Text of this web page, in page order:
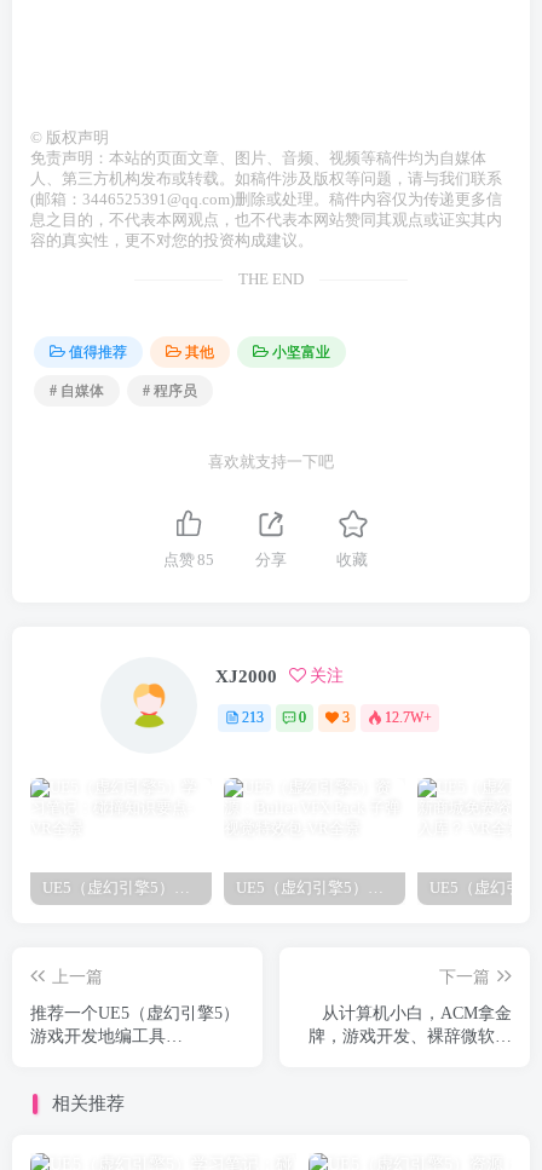
© 版权声明
免责声明：本站的页面文章、图片、音频、视频等稿件均为自媒体
人、第三方机构发布或转载。如稿件涉及版权等问题，请与我们联系
(邮箱：3446525391@qq.com)删除或处理。稿件内容仅为传递更多信
息之目的，不代表本网观点，也不代表本网站赞同其观点或证实其内
容的真实性，更不对您的投资构成建议。
THE END
值得推荐 其他 小坚富业
# 自媒体 # 程序员
喜欢就支持一下吧
点赞85 分享 收藏
XJ2000 关注
213 0 3 12.7W+
上一篇
推荐一个UE5（虚幻引擎5）
游戏开发地编工具
下一篇
从计算机小白，ACM拿金
牌，游戏开发、裸辞微软，
相关推荐